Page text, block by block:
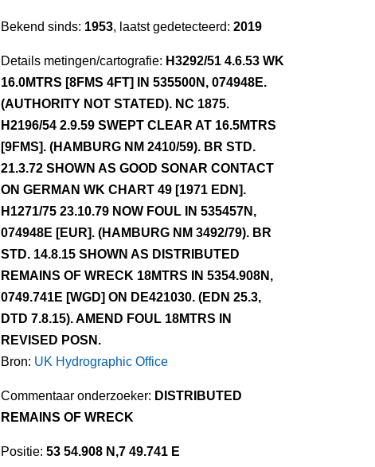
Bekend sinds: 1953, laatst gedetecteerd: 2019
Details metingen/cartografie: H3292/51 4.6.53 WK
16.0MTRS [8FMS 4FT] IN 535500N, 074948E.
(AUTHORITY NOT STATED). NC 1875.
H2196/54 2.9.59 SWEPT CLEAR AT 16.5MTRS
[9FMS]. (HAMBURG NM 2410/59). BR STD.
21.3.72 SHOWN AS GOOD SONAR CONTACT
ON GERMAN WK CHART 49 [1971 EDN].
H1271/75 23.10.79 NOW FOUL IN 535457N,
074948E [EUR]. (HAMBURG NM 3492/79). BR
STD. 14.8.15 SHOWN AS DISTRIBUTED
REMAINS OF WRECK 18MTRS IN 5354.908N,
0749.741E [WGD] ON DE421030. (EDN 25.3,
DTD 7.8.15). AMEND FOUL 18MTRS IN
REVISED POSN.
Bron: UK Hydrographic Office
Commentaar onderzoeker: DISTRIBUTED
REMAINS OF WRECK
Positie: 53 54.908 N,7 49.741 E